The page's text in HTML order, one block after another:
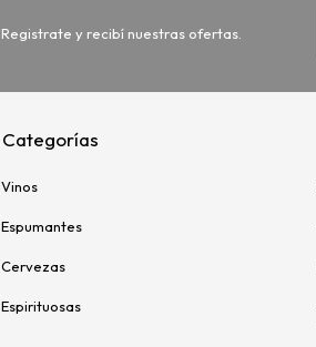
Registrate y recibí nuestras ofertas.
Categorías
Vinos
Espumantes
Cervezas
Espirituosas